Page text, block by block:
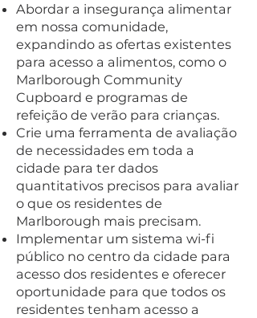
Abordar a insegurança alimentar
em nossa comunidade,
expandindo as ofertas existentes
para acesso a alimentos, como o
Marlborough Community
Cupboard e programas de
refeição de verão para crianças.
Crie uma ferramenta de avaliação
de necessidades em toda a
cidade para ter dados
quantitativos precisos para avaliar
o que os residentes de
Marlborough mais precisam.
Implementar um sistema wi-fi
público no centro da cidade para
acesso dos residentes e oferecer
oportunidade para que todos os
residentes tenham acesso a